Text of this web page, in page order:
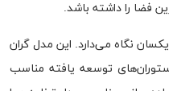
فضا را داشته باشد.
نگاه می‌دارد. این مدل گران
توسعه یافته مناسب